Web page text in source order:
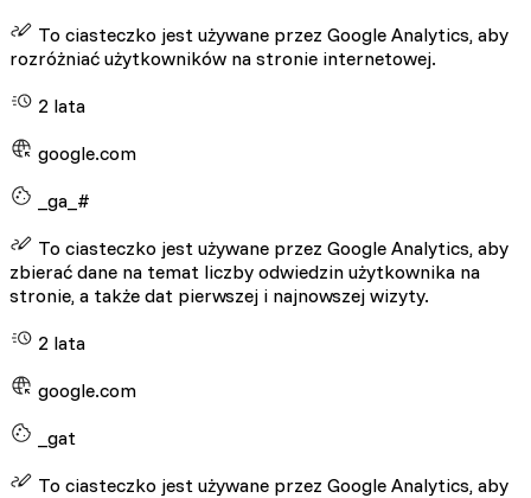
To ciasteczko jest używane przez Google Analytics, aby
rozróżniać użytkowników na stronie internetowej.
2 lata
google.com
_ga_#
To ciasteczko jest używane przez Google Analytics, aby
zbierać dane na temat liczby odwiedzin użytkownika na
stronie, a także dat pierwszej i najnowszej wizyty.
2 lata
google.com
_gat
To ciasteczko jest używane przez Google Analytics, aby